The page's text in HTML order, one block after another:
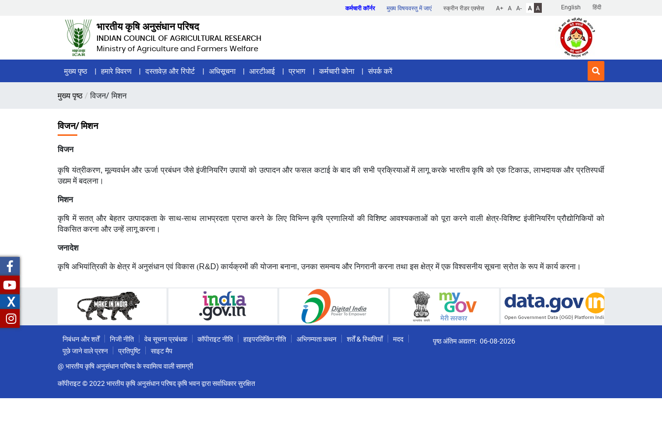
English हिंदी
कर्मचारी कॉर्नर मुख्य विषयवस्तु में जाएं स्क्रीन रीडर एक्सेस A+ A A- A A
भारतीय कृषि अनुसंधान परिषद
INDIAN COUNCIL OF AGRICULTURAL RESEARCH
Ministry of Agriculture and Farmers Welfare
Home
Page
Menu
मुख्य पृष्ठ हमारे विवरण दस्तावेज़ और रिपोर्ट अधिसूचना आरटीआई प्रभाग कर्मचारी कोना संपर्क करें
पग
मुख्य पृष्ठ विजन/ मिशन
विजन/ मिशन
विजन
कृषि यंत्रीकरण,मूल्यवर्धन और ऊर्जा प्रबंधन जैसे इंजीनियरिंग उपायों को उत्पादन और फसल कटाई के बाद की सभी प्रक्रियाओं में लागू करके भारतीय कृषि को एक टिकाऊ,लाभदायक और प्रतिस्पर्धी
उद्यम में बदलना।
मिशन
कृषि मेंसतत् और बेहतर उत्पादकता के साथ-साथ लाभप्रदता प्राप्त करने के लिए विभिन्न कृषि प्रणालियों की विशिष्ट आवश्यकताओं को पूरा करने वाली क्षेत्र-विशिष्ट इंजीनियरिंग प्रौद्योगिकियों को
विकसित करना और उन्हें लागू करना।
जनादेश
कृषि अभियांत्रिकी के क्षेत्र में अनुसंधान एवं विकास (R&D)कार्यक्रमों की योजना बनाना,उनका समन्वय और निगरानी करना तथा इस क्षेत्र में एक विश्वसनीय सूचना स्रोत के रूप में कार्य करना।
निबंधन और शर्तें निजी नीति वेब सूचना प्रबंधक कॉपीराइट नीति हाइपरलिंकिंग नीति अभिगम्यता कथन शर्तें & स्थितियाँ
मदद
पूछे जाने वाले प्रश्न
प्रतिपुष्टि
साइट मैप
@ भारतीय कृषि अनुसंधान परिषद के स्वामित्व वाली सामग्री
कॉपीराइट © 2022 भारतीय कृषि अनुसंधान परिषद कृषि भवन द्वारा सर्वाधिकार सुरक्षित
पृष्ठ अंतिम अद्यतन: 06-08-2026
X